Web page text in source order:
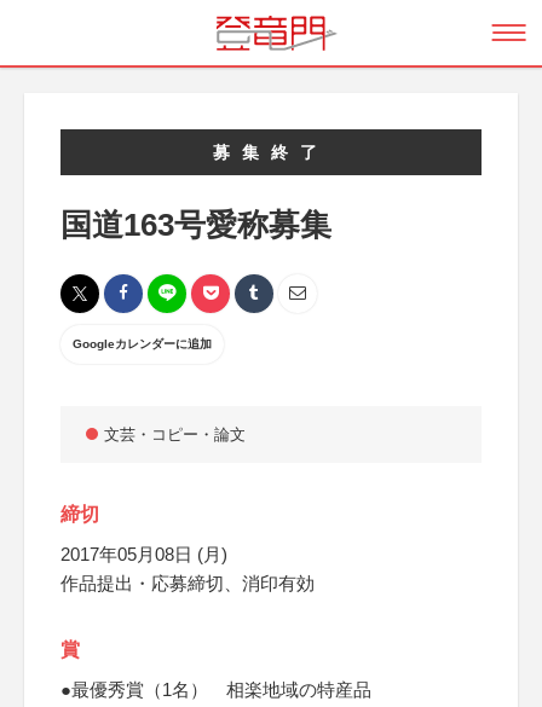
募集終了
国道163号愛称募集
Googleカレンダーに追加
文芸・コピー・論文
締切
2017年05月08日 (月)
作品提出・応募締切、消印有効
賞
●最優秀賞（1名） 相楽地域の特産品